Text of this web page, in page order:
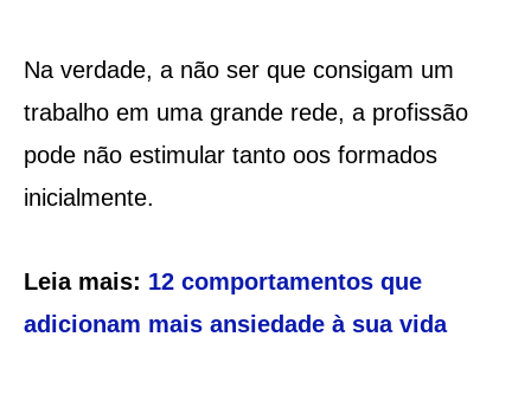
Na verdade, a não ser que consigam um
trabalho em uma grande rede, a profissão
pode não estimular tanto oos formados
inicialmente.
Leia mais: 12 comportamentos que
adicionam mais ansiedade à sua vida